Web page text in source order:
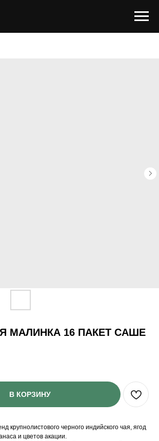
МАЛИНКА 16 ПАКЕТ САШЕ
В КОРЗИНУ
крупнолистового черного индийского чая, ягод
и цветов акации.